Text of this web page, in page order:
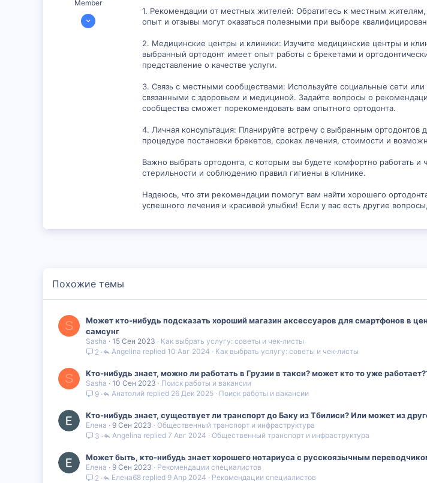
Member
2 Сен 2023
1. Рекомендации от местных жителей: Обратитесь к местным
опыт и отзывы могут оказаться полезными при выборе
2. Медицинские центры и клиники: Изучите медицинские центры и
выбранный ортодонт имеет опыт работы с брекетами и
представление о качестве услуги.
3. Связь с местными сообществами: Используйте социальные сети
связанными с здоровьем и медициной. Задайте вопросы о
сообщества сможет порекомендовать вам опытного ортодонта.
4. Личная консультация: Планируйте встречу с выбранным
процедуре постановки брекетов, сроках лечения, стоимости и
Важно выбрать ортодонта, с которым вы будете комфортно работать и
стерильности и соблюдению правил гигиены в клинике.
Надеюсь, что эти рекомендации помогут вам найти хорошего
успешного лечения и красивой улыбки! Если у вас есть другие
Похожие темы
S
Может кто-нибудь подсказать хороший магазин аксессуаров для смартфонов в
самсунг
Sasha 15 Сен 2023
Как выбрать услугу: советы и чек‑листы
2
Как выбрать услугу: советы и чек‑листы
10 Авг 2024
Angelina
S Кто-нибудь знает, можно ли работать в Грузии в такси? может кто то уже
Sasha 10 Сен 2023
Поиск работы и вакансии
9
Поиск работы и вакансии
26 Дек 2025
Анатолий
Кто-нибудь знает, существует ли транспорт до Баку из Тбилиси? Или может из
Елена 9 Сен 2023
Общественный транспорт и инфраструктура
3
Общественный транспорт и инфраструктура
7 Авг 2024
Angelina
Может быть, кто-нибудь знает хорошего нотариуса с русскоязычным
Елена 9 Сен 2023
Рекомендации специалистов
2
Рекомендации специалистов
9 Апр 2024
Елена68